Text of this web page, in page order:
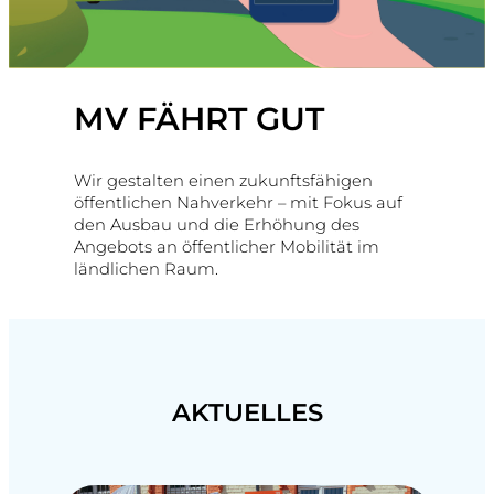
MV FÄHRT GUT
Wir gestalten einen zukunftsfähigen
öffentlichen Nahverkehr – mit Fokus auf
den Ausbau und die Erhöhung des
Angebots an öffentlicher Mobilität im
ländlichen Raum.
AKTUELLES